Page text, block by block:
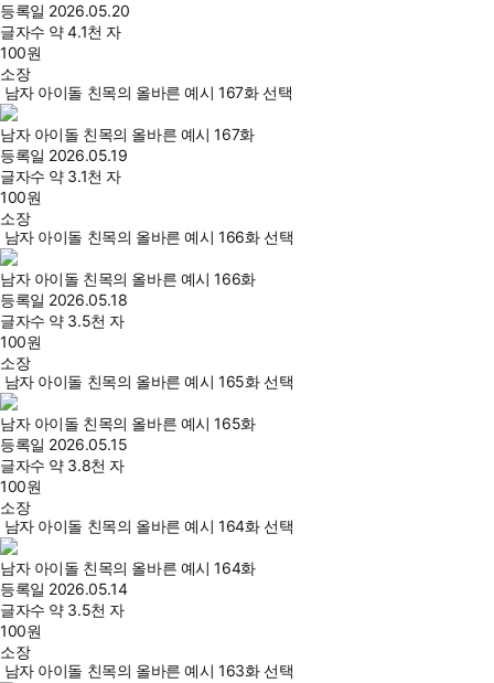
등록일 2026.05.20
글자수 약 4.1천 자
100원
소장
남자 아이돌 친목의 올바른 예시 167화 선택
남자 아이돌 친목의 올바른 예시 167화
등록일 2026.05.19
글자수 약 3.1천 자
100원
소장
남자 아이돌 친목의 올바른 예시 166화 선택
남자 아이돌 친목의 올바른 예시 166화
등록일 2026.05.18
글자수 약 3.5천 자
100원
소장
남자 아이돌 친목의 올바른 예시 165화 선택
남자 아이돌 친목의 올바른 예시 165화
등록일 2026.05.15
글자수 약 3.8천 자
100원
소장
남자 아이돌 친목의 올바른 예시 164화 선택
남자 아이돌 친목의 올바른 예시 164화
등록일 2026.05.14
글자수 약 3.5천 자
100원
소장
남자 아이돌 친목의 올바른 예시 163화 선택